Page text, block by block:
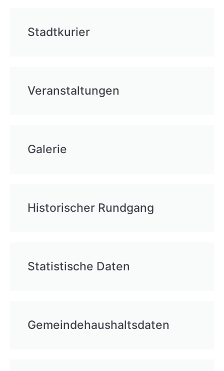
Stadtkurier
Veranstaltungen
Galerie
Historischer Rundgang
Statistische Daten
Gemeindehaushaltsdaten